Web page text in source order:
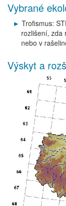
Vybrané
Trofismus:
rozlišení, zda
nebo v
Výskyt a